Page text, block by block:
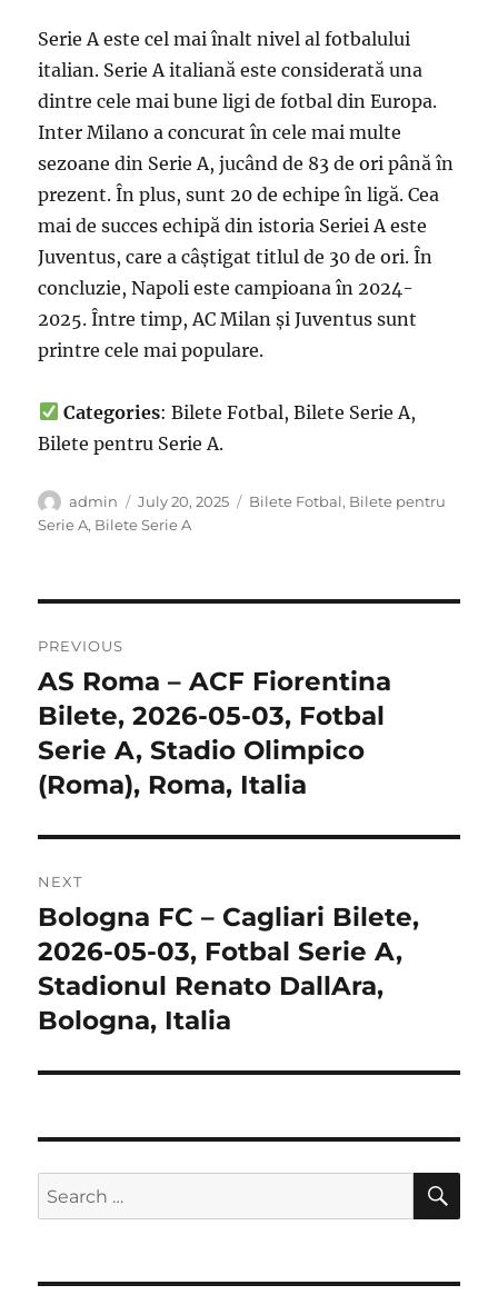
Serie A este cel mai înalt nivel al fotbalului
italian. Serie A italiană este considerată una
dintre cele mai bune ligi de fotbal din Europa.
Inter Milano a concurat în cele mai multe
sezoane din Serie A, jucând de 83 de ori până în
prezent. În plus, sunt 20 de echipe în ligă. Cea
mai de succes echipă din istoria Seriei A este
Juventus, care a câștigat titlul de 30 de ori. În
concluzie, Napoli este campioana în 2024-
2025. Între timp, AC Milan și Juventus sunt
printre cele mai populare.
Categories: Bilete Fotbal, Bilete Serie A,
Bilete pentru Serie A.
Author
admin
Posted
on
July 20, 2025 Categories
Bilete Fotbal, Bilete pentru
Serie A, Bilete Serie A
navigation
PREVIOUS
Previous
post:
AS Roma – ACF Fiorentina
Bilete, 2026-05-03, Fotbal
Serie A, Stadio Olimpico
(Roma), Roma, Italia
NEXT
Next
post:
Bologna FC – Cagliari Bilete,
2026-05-03, Fotbal Serie A,
Stadionul Renato DallAra,
Bologna, Italia
Search
for: